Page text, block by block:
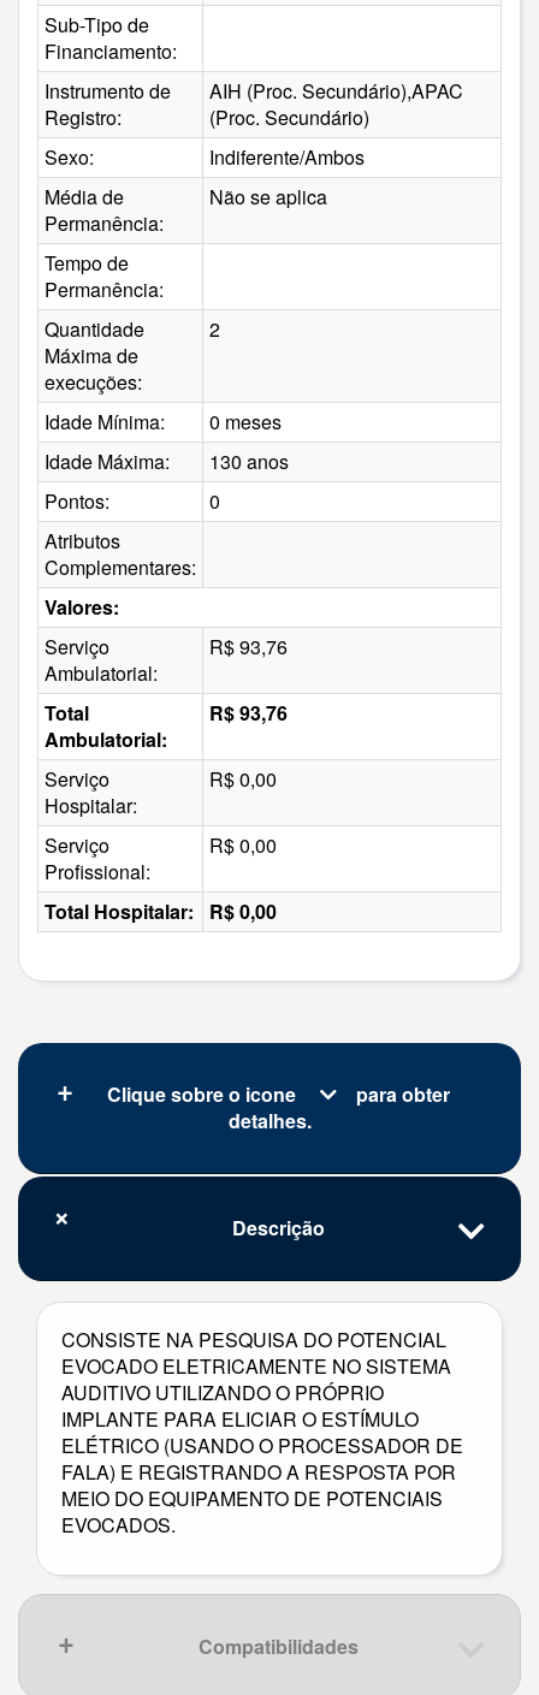
Sub-Tipo de
Financiamento:
Instrumento de
Registro:
AIH (Proc. Secundário),APAC
(Proc. Secundário)
Sexo:
Indiferente/Ambos
Média de
Permanência:
Não se aplica
Tempo de
Permanência:
Quantidade
Máxima de
execuções:
2
Idade Mínima:
0 meses
Idade Máxima:
130 anos
Pontos:
0
Atributos
Complementares:
Valores:
Serviço
Ambulatorial:
R$ 93,76
Total
Ambulatorial:
R$ 93,76
Serviço
Hospitalar:
R$ 0,00
Serviço
Profissional:
R$ 0,00
Total Hospitalar: R$ 0,00
Clique sobre o icone
para obter
detalhes.
Descrição
CONSISTE NA PESQUISA DO POTENCIAL
EVOCADO ELETRICAMENTE NO SISTEMA
AUDITIVO UTILIZANDO O PRÓPRIO
IMPLANTE PARA ELICIAR O ESTÍMULO
ELÉTRICO (USANDO O PROCESSADOR DE
FALA) E REGISTRANDO A RESPOSTA POR
MEIO DO EQUIPAMENTO DE POTENCIAIS
EVOCADOS.
Compatibilidades